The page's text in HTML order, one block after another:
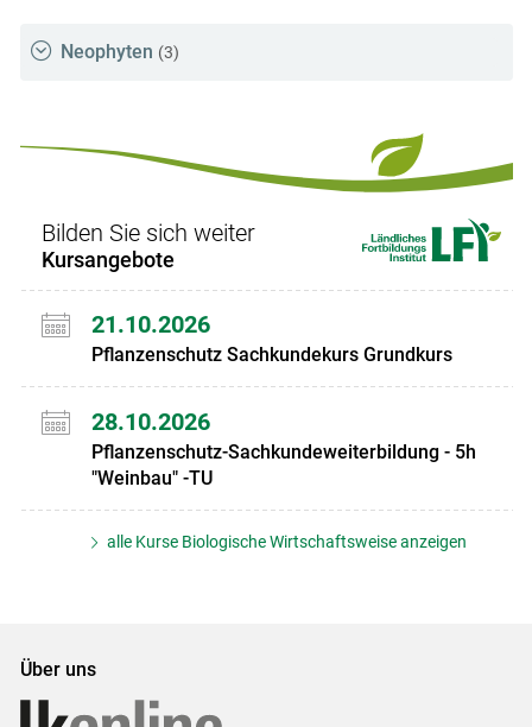
Neophyten (3)
Bilden Sie sich weiter
Kursangebote
21.10.2026
Pflanzenschutz Sachkundekurs Grundkurs
28.10.2026
Pflanzenschutz-Sachkundeweiterbildung - 5h
"Weinbau" -TU
alle Kurse Biologische Wirtschaftsweise anzeigen
Über uns